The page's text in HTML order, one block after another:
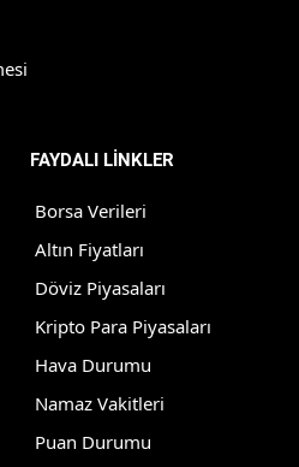
FAYDALI LİNKLER
Borsa Verileri
Altın Fiyatları
Döviz Piyasaları
Kripto Para Piyasaları
Hava Durumu
Namaz Vakitleri
Puan Durumu